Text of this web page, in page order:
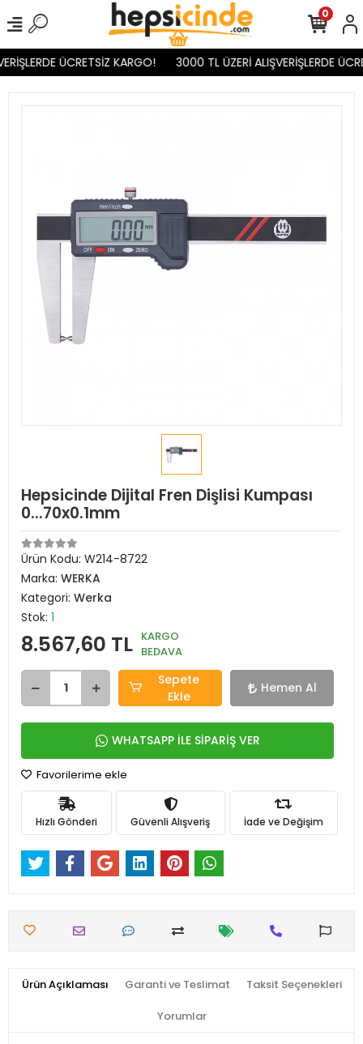
ÜCRETSİZ KARGO! 3000 TL ÜZERİ ALIŞVERİŞLERDE
0
Hepsicinde Dijital Fren Dişlisi Kumpası
0...70x0.1mm
Ürün Kodu: W214-8722
Marka: WERKA
Kategori: Werka
Stok: 1
8.567,60 TL KARGO
BEDAVA
Sepete
Ekle
Hemen Al
WHATSAPP İLE SİPARİŞ VER
Favorilerime ekle
Hızlı Gönderi Güvenli Alışveriş İade ve Değişim
Ürün Açıklaması Garanti ve Teslimat Taksit Seçenekleri
Yorumlar